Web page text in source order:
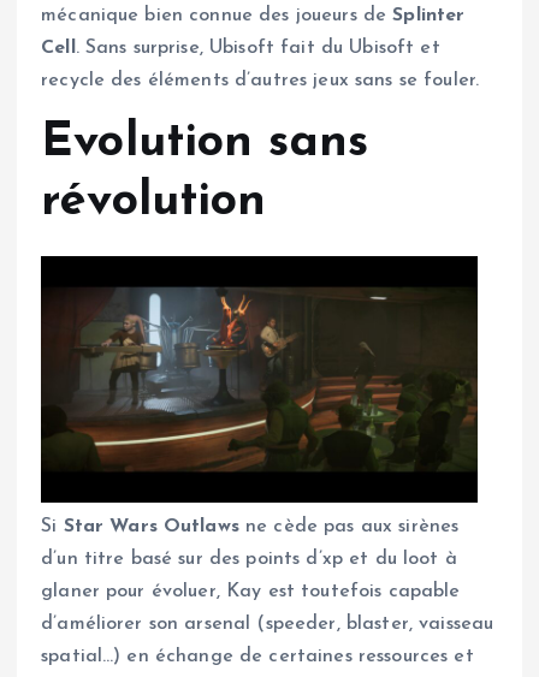
mécanique bien connue des joueurs deSplinter
Cell . Sans surprise, Ubisoft fait du Ubisoft et
recycle des éléments d’autres jeux sans se fouler.
Evolution sans
révolution
Si Star Wars Outlawsne cède pas aux sirènes
d’un titre basé sur des points d’xp et du loot à
glaner pour évoluer, Kay est toutefois capable
d’améliorer son arsenal (speeder, blaster, vaisseau
spatial…) en échange de certaines ressources et